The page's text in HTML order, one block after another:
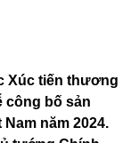
Xúc tiến thương
công bố sản
năm 2024.